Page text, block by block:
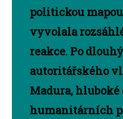
politickou
vyvolala
reakce. Po
autoritářského
Madura,
humanitárních